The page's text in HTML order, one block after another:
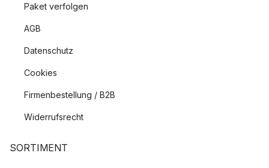
Paket verfolgen
AGB
Datenschutz
Cookies
Firmenbestellung / B2B
Widerrufsrecht
SORTIMENT